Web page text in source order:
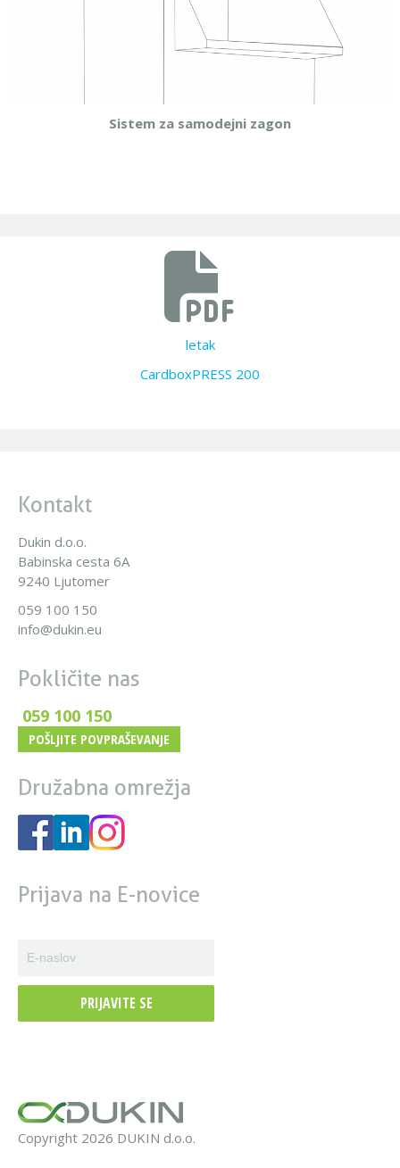
Sistem za samodejni zagon
letak
CardboxPRESS 200
Kontakt
Dukin d.o.o.
Babinska cesta 6A
9240 Ljutomer
059 100 150
info@dukin.eu
Pokličite nas
059 100 150
POŠLJITE POVPRAŠEVANJE
Družabna omrežja
Prijava na E-novice
PRIJAVITE SE
Copyright 2026 DUKIN d.o.o.